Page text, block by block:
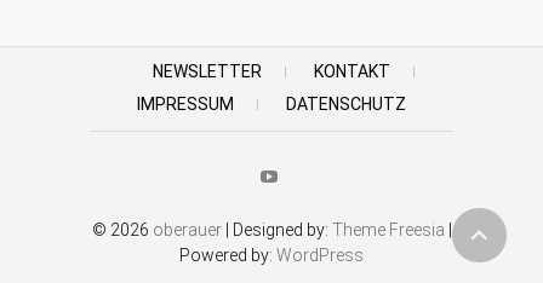
NEWSLETTER
KONTAKT
IMPRESSUM
DATENSCHUTZ
Youtube
© 2026 oberauer| Designed by: Theme Freesia
Powered by: WordPress